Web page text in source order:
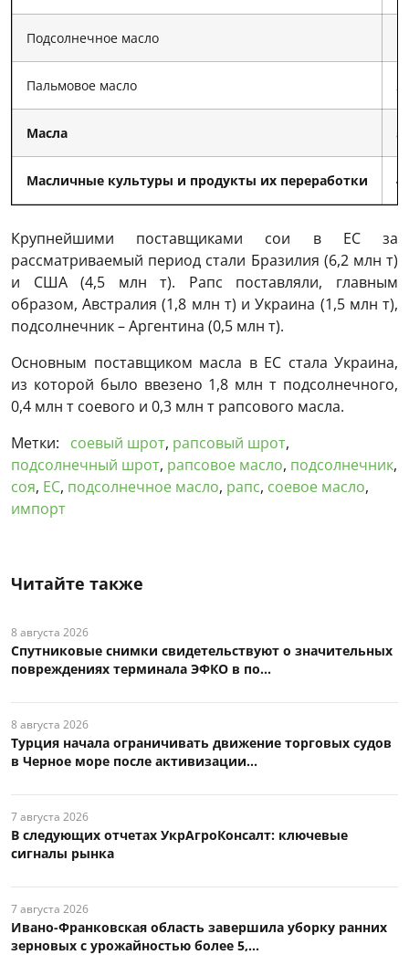
Подсолнечное масло
Пальмовое масло
Масла 5
Масличные культуры и продукты их переработки
Крупнейшими поставщиками сои в ЕС за
рассматриваемый период стали Бразилия (6,2 млн т)
и США (4,5 млн т). Рапс поставляли, главным
образом, Австралия (1,8 млн т) и Украина (1,5 млн т),
подсолнечник – Аргентина (0,5 млн т).
Основным поставщиком масла в ЕС стала Украина,
из которой было ввезено 1,8 млн т подсолнечного,
0,4 млн т соевого и 0,3 млн т рапсового масла.
Метки:
соевый шрот, рапсовый шрот,
подсолнечный шрот, рапсовое масло, подсолнечник,
соя, ЕС, подсолнечное масло, рапс, соевое масло,
импорт
Читайте также
8 августа 2026
Спутниковые снимки свидетельствуют о значительных
повреждениях терминала ЭФКО в по...
8 августа 2026
Турция начала ограничивать движение торговых судов
в Черное море после активизации...
7 августа 2026
В следующих отчетах УкрАгроКонсалт: ключевые
сигналы рынка
7 августа 2026
Ивано-Франковская область завершила уборку ранних
зерновых с урожайностью более 5,...